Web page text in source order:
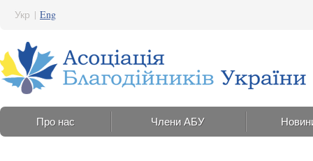
Укр | Eng
Про нас Члени АБУ